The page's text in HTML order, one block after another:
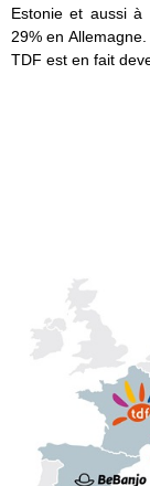
Estonie et aussi
29% en
TDF est en fait